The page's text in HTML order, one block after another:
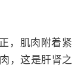
，肌肉附着紧
，这是肝肾之